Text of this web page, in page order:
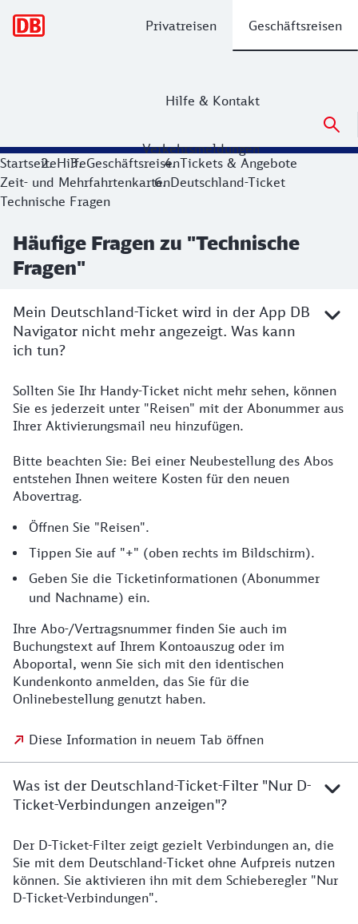
Privatreisen Geschäftsreisen
Hilfe & Kontakt
Verkehrsmeldungen
StartseiteHilfeGeschäftsreisenTickets & Angebote
Zeit- und MehrfahrtenkartenDeutschland-Ticket
Technische Fragen
Häufige Fragen zu "Technische
Fragen"
Mein Deutschland-Ticket wird in der App DB
Navigator nicht mehr angezeigt. Was kann
ich tun?
Sollten Sie Ihr Handy-Ticket nicht mehr sehen, können
Sie es jederzeit unter "Reisen" mit der Abonummer aus
Ihrer Aktivierungsmail neu hinzufügen.
Bitte beachten Sie: Bei einer Neubestellung des Abos
entstehen Ihnen weitere Kosten für den neuen
Abovertrag.
Öffnen Sie "Reisen".
Tippen Sie auf "+" (oben rechts im Bildschirm).
Geben Sie die Ticketinformationen (Abonummer
und Nachname) ein.
Ihre Abo-/Vertragsnummer finden Sie auch im
Buchungstext auf Ihrem Kontoauszug oder im
Aboportal, wenn Sie sich mit den identischen
Kundenkonto anmelden, das Sie für die
Onlinebestellung genutzt haben.
Diese Information in neuem Tab öffnen
Was ist der Deutschland-Ticket-Filter "Nur D-
Ticket-Verbindungen anzeigen"?
Der D-Ticket-Filter zeigt gezielt Verbindungen an, die
Sie mit dem Deutschland-Ticket ohne Aufpreis nutzen
können. Sie aktivieren ihn mit dem Schieberegler "Nur
D-Ticket-Verbindungen".